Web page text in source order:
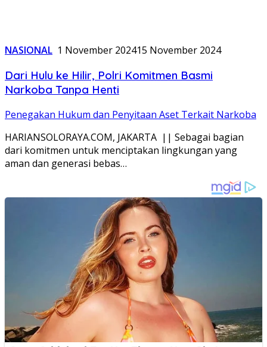
NASIONAL 1 November 202415 November 2024
Dari Hulu ke Hilir, Polri Komitmen Basmi
Narkoba Tanpa Henti
Penegakan Hukum dan Penyitaan Aset Terkait Narkoba
HARIANSOLORAYA.COM, JAKARTA || Sebagai bagian
dari komitmen untuk menciptakan lingkungan yang
aman dan generasi bebas…